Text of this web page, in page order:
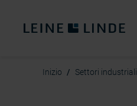
Inizio Settori industriali